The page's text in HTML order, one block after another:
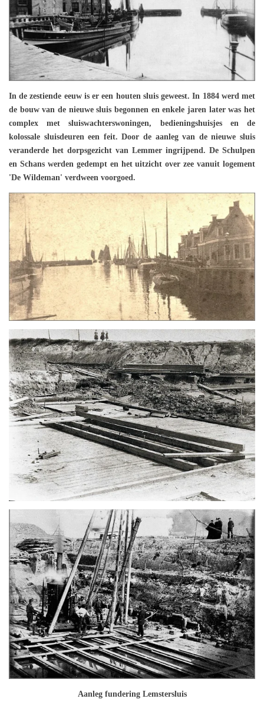
In de zestiende eeuw is er een houten sluis geweest. In 1884 werd met
de bouw van de nieuwe sluis begonnen en enkele jaren later was het
complex met sluiswachterswoningen, bedieningshuisjes en de
kolossale sluisdeuren een feit. Door de aanleg van de nieuwe sluis
veranderde het dorpsgezicht van Lemmer ingrijpend. De Schulpen
en Schans werden gedempt en het uitzicht over zee vanuit logement
'De Wildeman' verdween voorgoed.
Aanleg fundering Lemstersluis